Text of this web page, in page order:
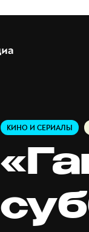
КИНО И СЕРИАЛЫ